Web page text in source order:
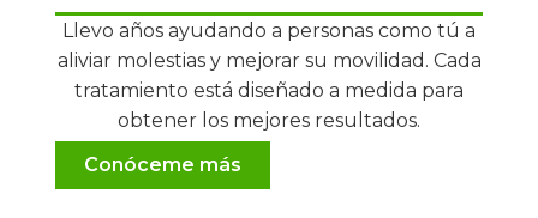
Llevo años ayudando a personas como tú a
aliviar molestias y mejorar su movilidad. Cada
tratamiento está diseñado a medida para
obtener los mejores resultados.
Conóceme más